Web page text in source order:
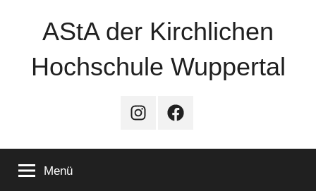
AStA der Kirchlichen
Hochschule Wuppertal
InstagramFacebook
Menü